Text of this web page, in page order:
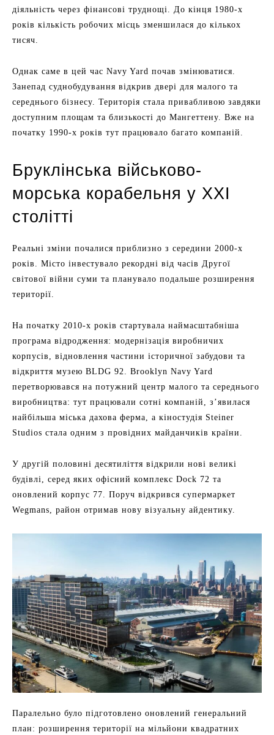
діяльність через фінансові труднощі. До кінця 1980-х
років кількість робочих місць зменшилася до кількох
тисяч.
Однак саме в цей час Navy Yard почав змінюватися.
Занепад суднобудування відкрив двері для малого та
середнього бізнесу. Територія стала привабливою завдяки
доступним площам та близькості до Мангеттену. Вже на
початку 1990-х років тут працювало багато компаній.
Бруклінська військово-
морська корабельня у XXI
столітті
Реальні зміни почалися приблизно з середини 2000-х
років. Місто інвестувало рекордні від часів Другої
світової війни суми та планувало подальше розширення
території.
На початку 2010-х років стартувала наймасштабніша
програма відродження: модернізація виробничих
корпусів, відновлення частини історичної забудови та
відкриття музею BLDG 92. Brooklyn Navy Yard
перетворювався на потужний центр малого та середнього
виробництва: тут працювали сотні компаній, з’явилася
найбільша міська дахова ферма, а кіностудія Steiner
Studios стала одним з провідних майданчиків країни.
У другій половині десятиліття відкрили нові великі
будівлі, серед яких офісний комплекс Dock 72 та
оновлений корпус 77. Поруч відкрився супермаркет
Wegmans, район отримав нову візуальну айдентику.
Паралельно було підготовлено оновлений генеральний
план: розширення території на мільйони квадратних